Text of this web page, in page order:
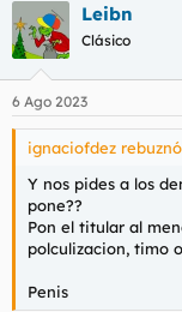
Leibn
Clásico
6 Ago 2023
ignaciofdez
Y nos pides a los
pone??
Pon el titular al
polculizacion, timo
Penis